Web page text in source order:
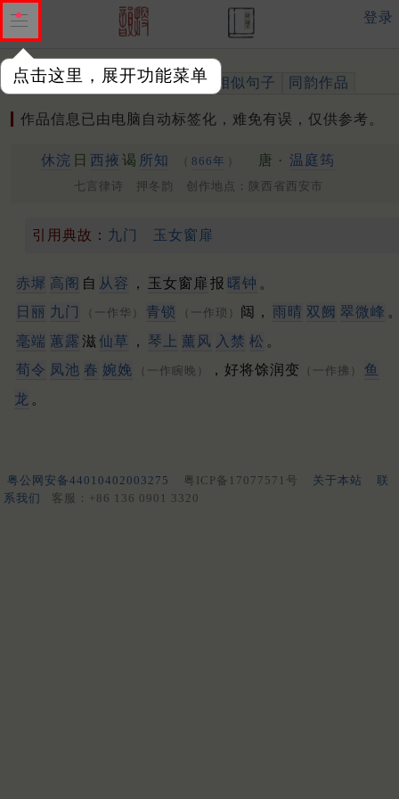
点击这里，展开功能菜单
登录
作品 标注四声 出处、引用 相似句子 同韵作品
作品信息已由电脑自动标签化，难免有误，仅供参考。
休浣 日 西掖 谒 所知 （ 866年 ） 唐 · 温庭筠
七言律诗 押冬韵 创作地点：陕西省西安市
引用典故： 九门 玉女窗扉
赤墀 高阁 自 从容 ， 玉女窗扉 报 曙钟 。
日丽 九门 （一作华） 青锁 （一作琐） 闼， 雨晴 双阙 翠微峰
毫端 蕙露 滋 仙草 ， 琴上 薰风 入禁 松 。
荀令 凤池 春 婉娩 （一作睕晚） ，好将馀润变 （一作拂）
鱼
龙 。
粤公网安备44010402003275 粤ICP备17077571号 关于本站
联
系我们
客服：+86 136 0901 3320